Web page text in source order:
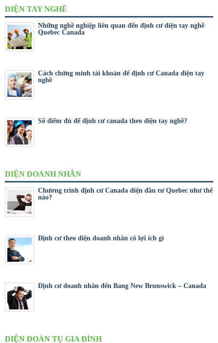
DIỆN TAY NGHỀ
Những nghề nghiệp liên quan đến định cư diện tay nghề
Quebec Canada
Cách chứng minh tài khoản để định cư Canada diện tay
nghề
Số điểm đủ để định cư canada theo diện tay nghề?
DIỆN DOANH NHÂN
Chương trình định cư Canada diện đầu tư Quebec như thế
nào?
Định cư theo diện doanh nhân có lợi ích gì
Định cư doanh nhân đến Bang New Brunswick – Canada
DIỆN ĐOÀN TỤ GIA ĐÌNH